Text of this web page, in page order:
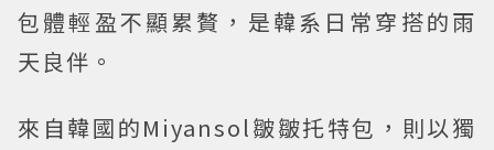
包體輕盈不顯累贅，是韓系日常穿搭的雨
天良伴。
來自韓國的Miyansol皺皺托特包，則以獨